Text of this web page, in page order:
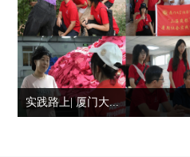
我校芯青年在大学...